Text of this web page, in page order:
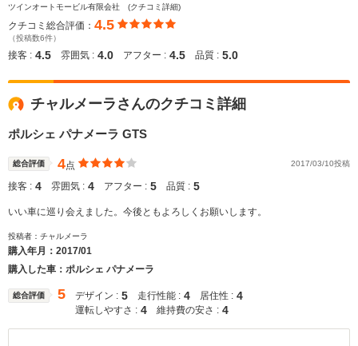
ツインオートモービル有限会社 (クチコミ詳細)
クチコミ総合評価： 4.5
（投稿数6件）
接客 : 4.5 雰囲気 : 4.0 アフター : 4.5 品質 : 5.0
チャルメーラさんのクチコミ詳細
ポルシェ パナメーラ GTS
総合評価 4点 2017/03/10投稿
接客 : 4 雰囲気 : 4 アフター : 5 品質 : 5
いい車に巡り会えました。今後ともよろしくお願いします。
投稿者：チャルメーラ
購入年月： 2017/01
購入した車：ポルシェ パナメーラ
総合評価 5 デザイン : 5 走行性能 : 4 居住性 : 4
運転しやすさ : 4 維持費の安さ : 4